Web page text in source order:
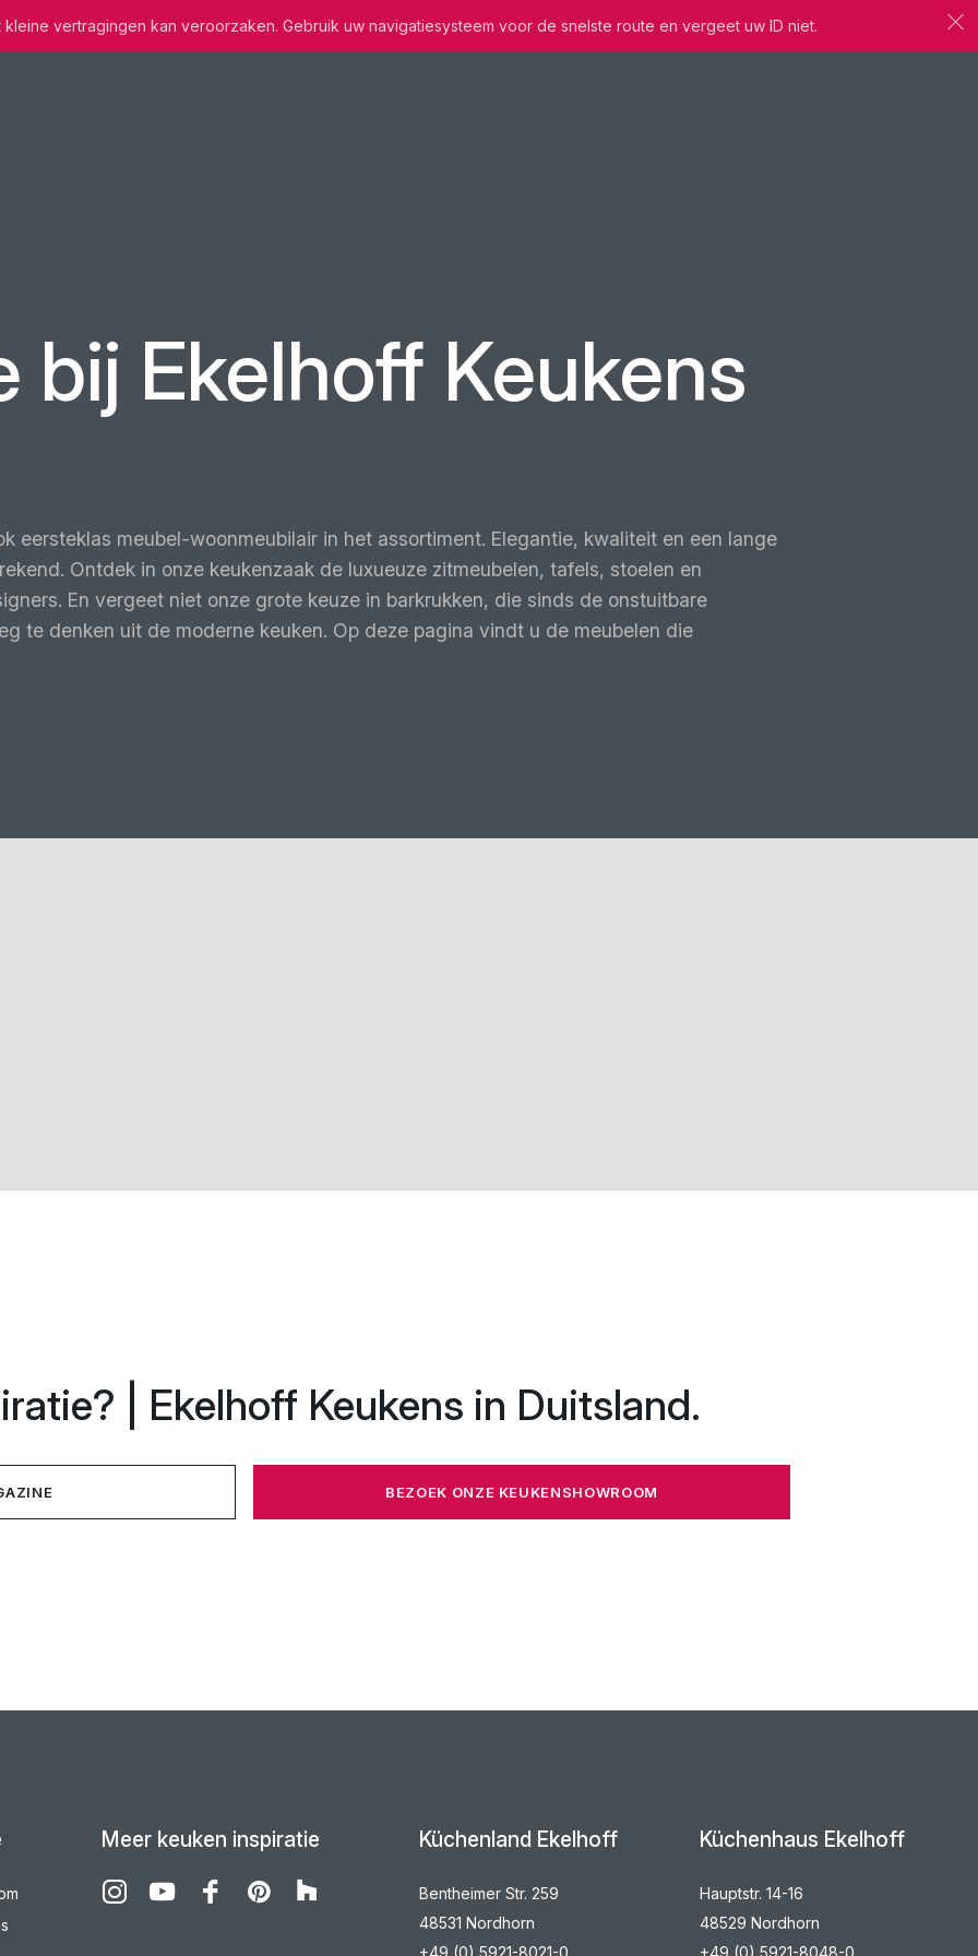
bij Ekelhoff Keukens
eersteklas meubel-woonmeubilair in het assortiment. Elegantie, kwaliteit en een lange
Ontdek in onze keukenzaak de luxueuze zitmeubelen, tafels, stoelen en
En vergeet niet onze grote keuze in barkrukken, die sinds de onstuitbare
te denken uit de moderne keuken. Op deze pagina vindt u de meubelen die
| Ekelhoff Keukens in Duitsland.
BEZOEK ONZE KEUKENSHOWROOM
Meer keuken inspiratie Küchenland Ekelhoff
Bentheimer Str. 259
48531 Nordhorn
+49 (0) 5921-8021-0
Küchenhaus Ekelhoff
Hauptstr. 14-16
48529 Nordhorn
+49 (0) 5921-8048-0
kleine vertragingen kan veroorzaken. Gebruik uw navigatiesysteem voor de snelste route en vergeet uw ID niet.